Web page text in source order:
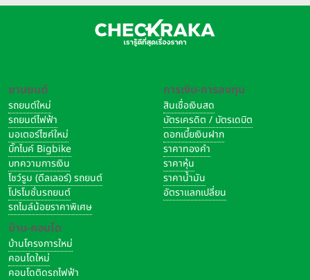
ยานยนต์
รถยนต์ใหม่
รถยนต์ไฟฟ้า
มอเตอร์ไซค์ใหม่
บิ๊กไบค์ Bigbike
บทความการเงิน
โชว์รูม (ดีลเลอร์) รถยนต์
โปรโมชั่นรถยนต์
รถไมล์น้อยราคาพิเศษ
บ้าน-คอนโด
บ้านโครงการใหม่
คอนโดใหม่
คอนโดติดรถไฟฟ้า
การเงิน-การลงทุน
สินเชื่อเงินสด
บัตรเครดิต / บัตรเดบิต
ดอกเบี้ยเงินฝาก
ราคาทองคำ
ราคาหุ้น
ราคาน้ำมัน
อัตราแลกเปลี่ยน